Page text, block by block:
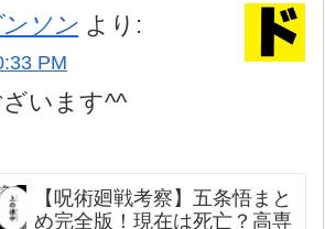
ソン より:
PM
います^^
【呪術廻戦考察】五条悟まと
め完全版！現在は死亡？高専